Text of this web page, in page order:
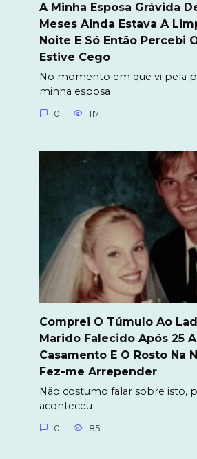
A Minha Esposa Grávida
Meses Ainda Estava A
Noite E Só Então Percebi
Estive Cego
No momento em que vi pela
minha esposa
0 117
Comprei O Túmulo Ao
Marido Falecido Após 25
Casamento E O Rosto Na
Fez-me Arrepender
Não costumo falar sobre isto,
aconteceu
0 85